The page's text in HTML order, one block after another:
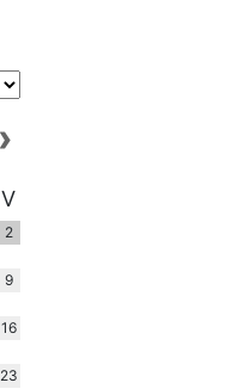
V
2
9
16
23